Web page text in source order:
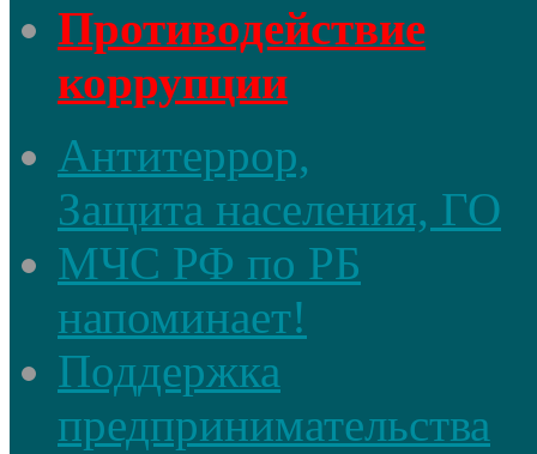
Противодействие
коррупции
Антитеррор,
Защита населения, ГО
МЧС РФ по РБ
напоминает!
Поддержка
предпринимательства